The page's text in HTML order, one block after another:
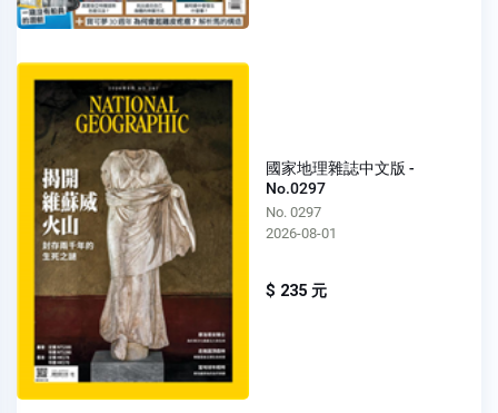
國家地理雜誌中文版 -
No.0297
No. 0297
2026-08-01
$ 235 元